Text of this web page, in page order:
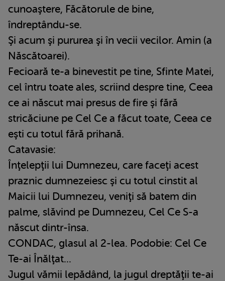
cunoaştere, Făcătorule de bine,
îndreptându-se.
Şi acum şi pururea şi în vecii vecilor. Amin (a
Născătoarei).
Fecioară te-a binevestit pe tine, Sfinte Matei,
cel întru toate ales, scriind despre tine, Ceea
ce ai născut mai presus de fire şi fără
stricăciune pe Cel Ce a făcut toate, Ceea ce
eşti cu totul fără prihană.
Catavasie:
Înţelepţii lui Dumnezeu, care faceţi acest
praznic dumnezeiesc şi cu totul cinstit al
Maicii lui Dumnezeu, veniţi să batem din
palme, slăvind pe Dumnezeu, Cel Ce S-a
născut dintr-însa.
CONDAC, glasul al 2-lea. Podobie: Cel Ce
Te-ai Înălţat...
Jugul vămii lepădând, la jugul dreptăţii te-ai